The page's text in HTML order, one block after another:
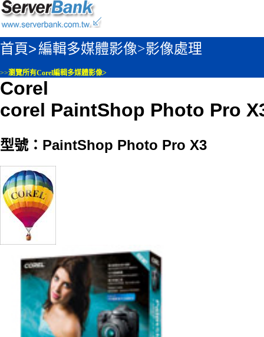
首頁>編輯多媒體影像>影像處理
>>瀏覽所有Corel編輯多媒體影像>
Corel
corel PaintShop Photo Pro
型號：PaintShop Photo Pro X3